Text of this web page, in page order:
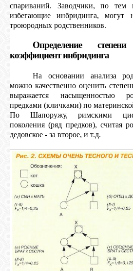
спариваний. Заводчики, по
избегающие инбридинга, могут
троюродных родственников.
Определение
коэффициент инбридинга
На основании анализа
можно качественно оценить
выражается насыщенностью
предками (кличками) по
По Шапоружу, римскими
поколения (ряд предков), считая
дедовское - за второе, и т.д.